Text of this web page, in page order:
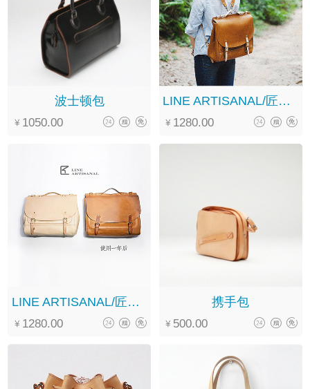
波士顿包
1050.00
LINE ARTISANAL/匠线 手工植鞣牛皮 褐色全皮三用包
1280.00
LINE ARTISANAL/匠线 手工植鞣牛皮 原色全皮牛津包
1280.00
携手包
500.00